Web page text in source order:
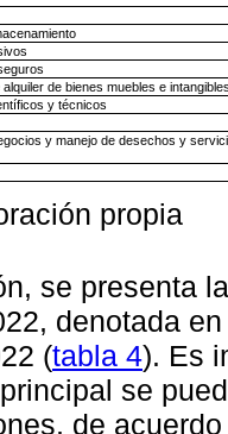
de bienes muebles e
y técnicos
y manejo de desechos y
propia
se presenta
denotada
(tabla 4). Es
se
de